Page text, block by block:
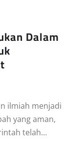
Dalam
ilmiah menjadi
yang aman,
telah…